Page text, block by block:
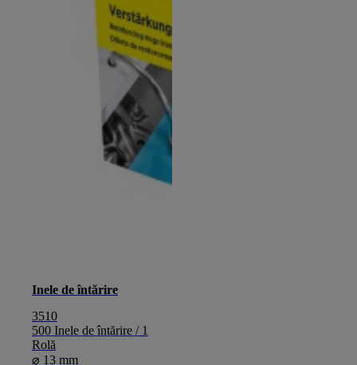
Inele de întărire
3510
500 Inele de întărire / 1
Rolă
⌀ 13 mm